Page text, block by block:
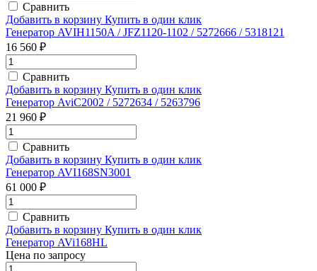
Сравнить
Добавить в корзину Купить в один клик
Генератор AVIH1150A / JFZ1120-1102 / 5272666 / 5318121
16 560 ₽
Сравнить
Добавить в корзину Купить в один клик
Генератор AviC2002 / 5272634 / 5263796
21 960 ₽
Сравнить
Добавить в корзину Купить в один клик
Генератор AVI168SN3001
61 000 ₽
Сравнить
Добавить в корзину Купить в один клик
Генератор AVi168HL
Цена по запросу